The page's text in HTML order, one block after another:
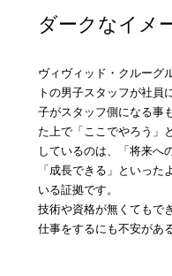
ダークなイメ
ヴィヴィッド・クルーグ
トの男子スタッフが社員
子がスタッフ側になる事
た上で「ここでやろう」
しているのは、「将来へ
「成長できる」といった
いる証拠です。
技術や資格が無くてもで
仕事をするにも不安があ